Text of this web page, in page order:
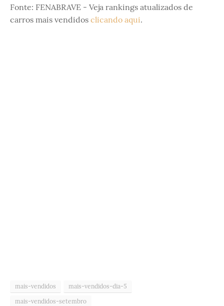
Fonte: FENABRAVE - Veja rankings atualizados de
carros mais vendidos clicando aqui.
mais-vendidos
mais-vendidos-dia-5
mais-vendidos-setembro